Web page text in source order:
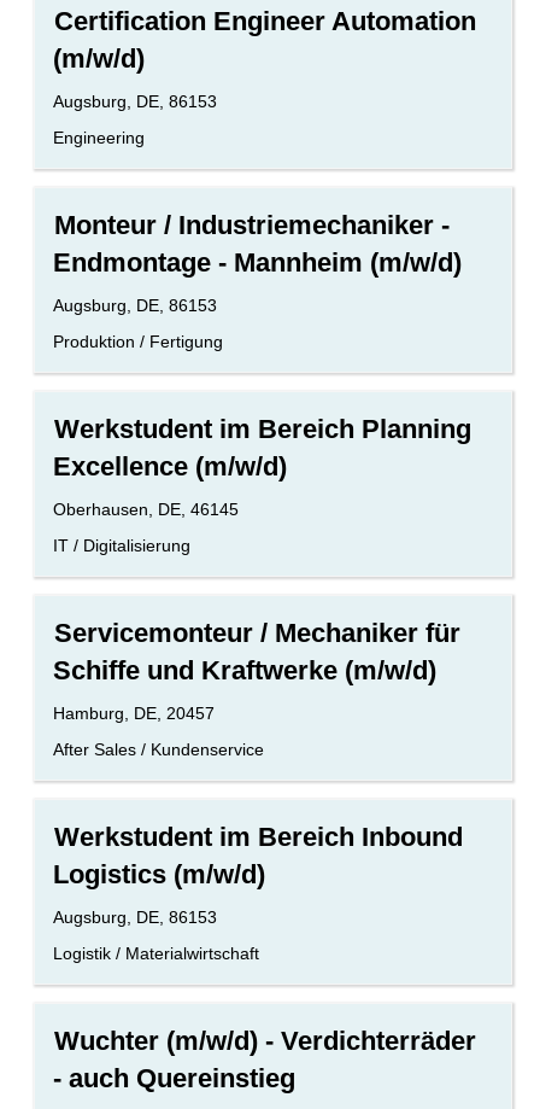
aus,
Stellenbezeichnung
Certification Engineer Automation
(m/w/d)
Standort
Augsburg, DE, 86153
Benutzerdefiniertes
2
Engineering
Drücken
Sie
die
um
die
Stellenbezeichnung
Monteur / Industriemechaniker -
Endmontage - Mannheim (m/w/d)
Standort
Augsburg, DE, 86153
Benutzerdefiniertes
2
Produktion / Fertigung
Drücken
Sie
die
um
die
Stellenbezeichnung
Werkstudent im Bereich Planning
Excellence (m/w/d)
Standort
Oberhausen, DE, 46145
Benutzerdefiniertes
2
IT / Digitalisierung
Drücken
Sie
die
um
die
Stellenbezeichnung
Servicemonteur / Mechaniker für
Schiffe und Kraftwerke (m/w/d)
Standort
Hamburg, DE, 20457
Benutzerdefiniertes
2
After Sales / Kundenservice
Drücken
Sie
die
um
die
Stellenbezeichnung
Werkstudent im Bereich Inbound
Logistics (m/w/d)
Standort
Augsburg, DE, 86153
Benutzerdefiniertes
2
Logistik / Materialwirtschaft
Drücken
Sie
die
um
die
Stellenbezeichnung
Wuchter (m/w/d) - Verdichterräder
- auch Quereinstieg
Drücken
Sie
die